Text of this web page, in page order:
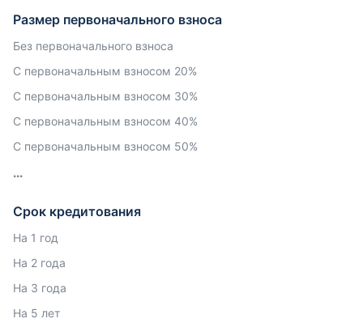
Размер первоначального взноса
Без первоначального взноса
С первоначальным взносом 20%
С первоначальным взносом 30%
С первоначальным взносом 40%
С первоначальным взносом 50%
Срок кредитования
На 1 год
На 2 года
На 3 года
На 5 лет